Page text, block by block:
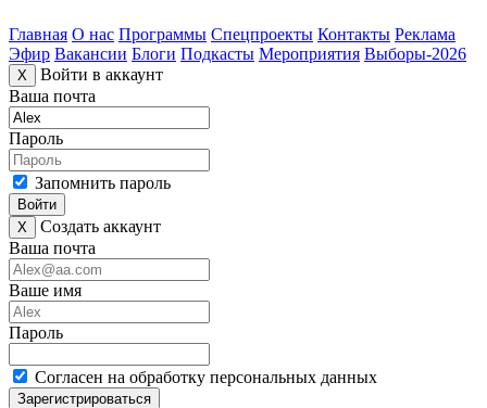
Главная О нас Программы Спецпроекты Контакты Реклама
Эфир Вакансии Блоги Подкасты Мероприятия Выборы-2026
X
Войти в аккаунт
Ваша почта
Пароль
Запомнить пароль
Войти
X
Создать аккаунт
Ваша почта
Ваше имя
Пароль
Согласен на обработку персональных данных
Зарегистрироваться